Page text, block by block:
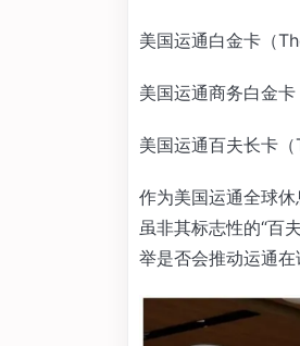
美国运通白金卡（
美国运通商务白金
美国运通百夫长卡
作为美国运通全球
虽非其标志性的“百
举是否会推动运通在